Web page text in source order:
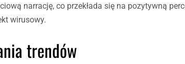
narrację, co przekłada się na pozytywną
wirusowy.
trendów